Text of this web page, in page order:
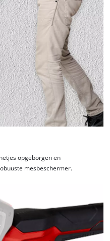
opgeborgen en
mesbeschermer.